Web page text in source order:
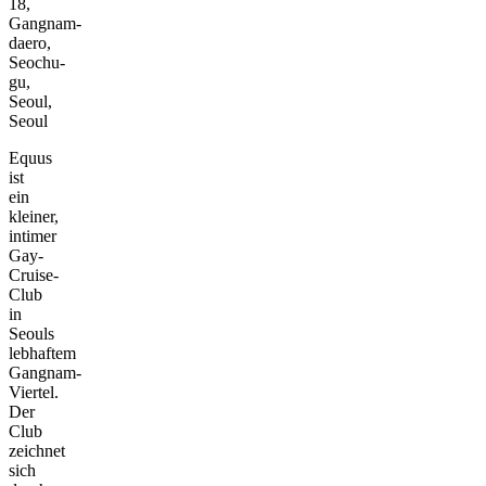
Gangnam-
daero,
Seochu-
gu,
Seoul,
Seoul
Equus
ist
ein
kleiner,
intimer
Gay-
Cruise-
Club
in
Seouls
lebhaftem
Gangnam-
Viertel.
Der
Club
zeichnet
sich